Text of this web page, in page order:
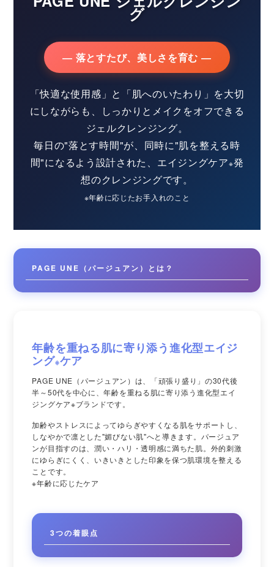
グ
― 落とすたび、美しさを育む ―
「快適な使用感」と「肌へのいたわり」を大切
にしながらも、しっかりとメイクをオフできる
ジェルクレンジング。
毎日の"落とす時間"が、同時に"肌を整える時
間"になるよう設計された、エイジングケア※発
想のクレンジングです。
※年齢に応じたお手入れのこと
PAGE UNE（パージュアン）とは？
年齢を重ねる肌に寄り添う進化型エイジ
ング※ケア
PAGE UNE（パージュアン）は、「頑張り盛り」の30代後
半～50代を中心に、年齢を重ねる肌に寄り添う進化型エイ
ジングケア※ブランドです。
加齢やストレスによってゆらぎやすくなる肌をサポートし、
しなやかで凛とした"媚びない肌"へと導きます。パージュア
ンが目指すのは、潤い・ハリ・透明感に満ちた肌。外的刺激
にゆらぎにくく、いきいきとした印象を保つ肌環境を整える
ことです。
※年齢に応じたケア
3つの着眼点